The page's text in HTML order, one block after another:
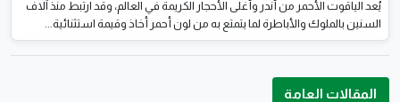
يُعد الياقوت الأحمر من أندر وأغلى الأحجار الكريمة في العالم، وقد ارتبط منذ آلاف
السنين بالملوك والأباطرة لما يتمتع به من لون أحمر أخاذ وقيمة استثنائية...
المقالات العامة